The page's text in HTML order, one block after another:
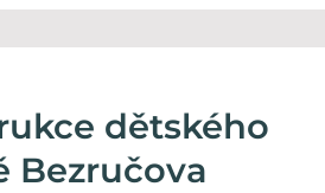
dětského
Bezručova